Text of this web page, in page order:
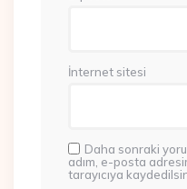
İnternet sitesi
Daha sonraki
adım, e-posta
tarayıcıya